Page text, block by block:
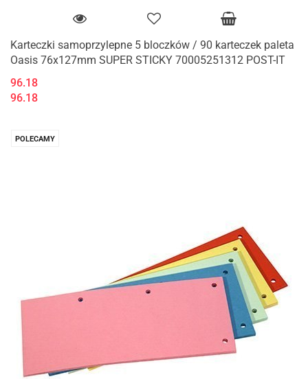
Karteczki samoprzylepne 5 bloczków / 90 karteczek paleta
Oasis 76x127mm SUPER STICKY 70005251312 POST-IT
96.18
96.18
POLECAMY